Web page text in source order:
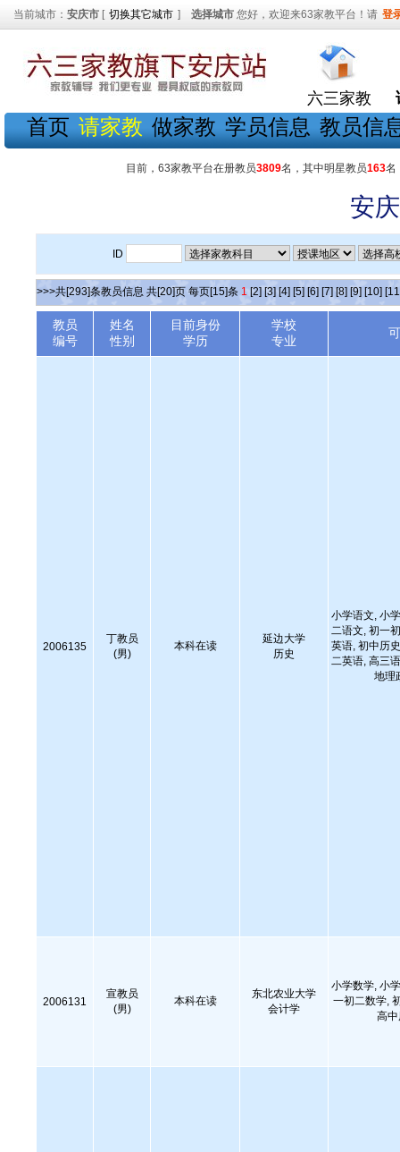
当前城市： 安庆市 [ 切换其它城市 ] 选择城市 您好，欢迎来63家教平台！请 登
六三家教
首页 请家教 做家教 学员信息 教员信
目前，63家教平台在册教员3809名，其中明星教员163名
安
ID
>>>共[293]条教员信息 共[20]页 每页[15]条 1 [2] [3] [4] [5] [6] [7] [8] [9] [10]
教员
编号
姓名
性别
目前身份
学历
学校
专业
2006135
丁教员
(男)
本科在读
延边大学
历史
小学语文, 小
二语文, 初一
英语, 初中历
二英语, 高三
地理
2006131
宣教员
(男)
本科在读
东北农业大学
会计学
小学数学, 小
一初二数学,
高